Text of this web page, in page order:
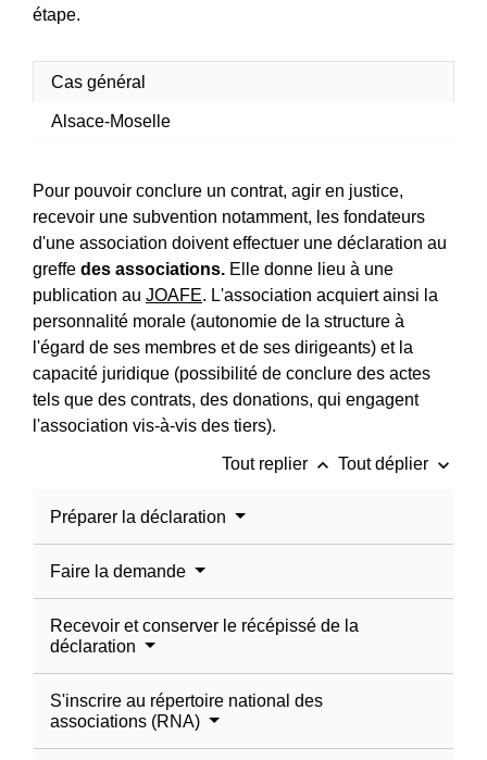
étape.
Cas général
Alsace-Moselle
Pour pouvoir conclure un contrat, agir en justice,
recevoir une subvention notamment, les fondateurs
d'une association doivent effectuer une déclaration au
greffe des associations. Elle donne lieu à une
publication au JOAFE. L'association acquiert ainsi la
personnalité morale (autonomie de la structure à
l'égard de ses membres et de ses dirigeants) et la
capacité juridique (possibilité de conclure des actes
tels que des contrats, des donations, qui engagent
l'association vis-à-vis des tiers).
Tout replier keyboard_arrow_up Tout déplier keyboard_arrow_down
Préparer la déclaration
Faire la demande
Recevoir et conserver le récépissé de la
déclaration
S'inscrire au répertoire national des
associations (RNA)